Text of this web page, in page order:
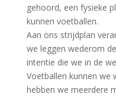
gehoord, een fysieke
kunnen voetballen.
Aan ons strijdplan
we leggen wederom
intentie die we in de
Voetballen kunnen we
hebben we meerdere